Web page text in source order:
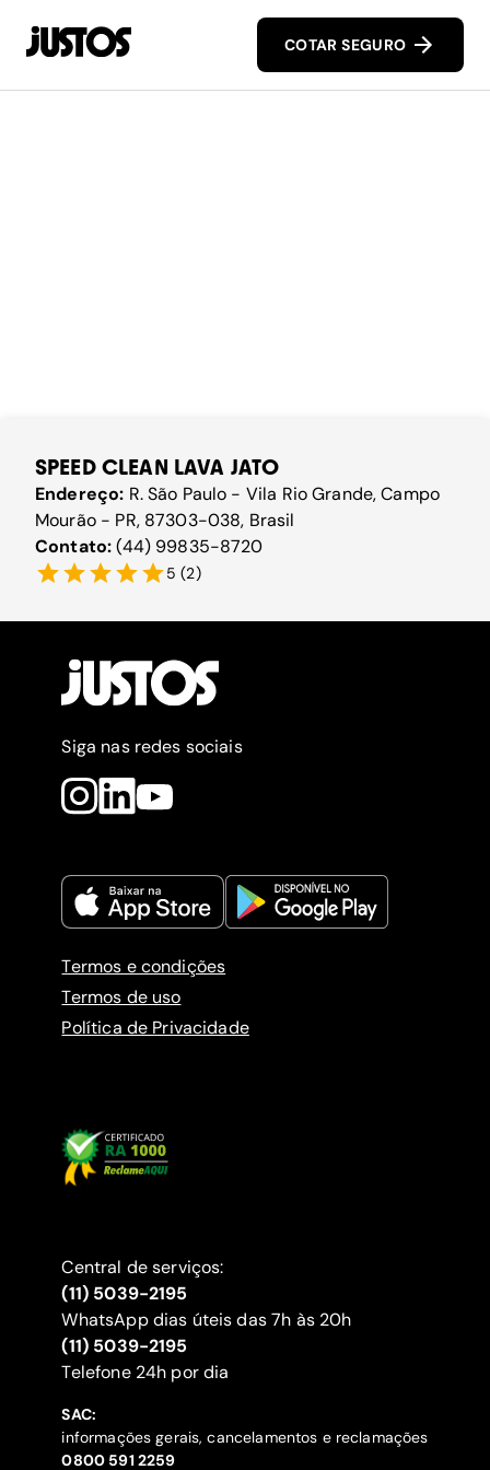
COTAR SEGURO
SPEED CLEAN LAVA JATO
Endereço: R. São Paulo - Vila Rio Grande, Campo
Mourão - PR, 87303-038, Brasil
Contato:(44) 99835-8720
5 (2)
Siga nas redes sociais
Termos e condições
Termos de uso
Política de Privacidade
Central de serviços:
(11) 5039-2195
WhatsApp dias úteis das 7h às 20h
(11) 5039-2195
‍Telefone 24h por dia
SAC:
informações gerais, cancelamentos e reclamações
‍0800 591 2259